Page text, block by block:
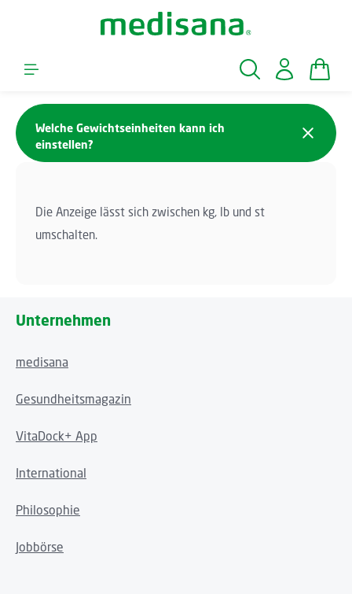
Zum Hauptinhalt springen
Welche Gewichtseinheiten kann ich
einstellen?
Die Anzeige lässt sich zwischen kg, lb und st
umschalten.
Unternehmen
medisana
Gesundheitsmagazin
VitaDock+ App
International
Philosophie
Jobbörse